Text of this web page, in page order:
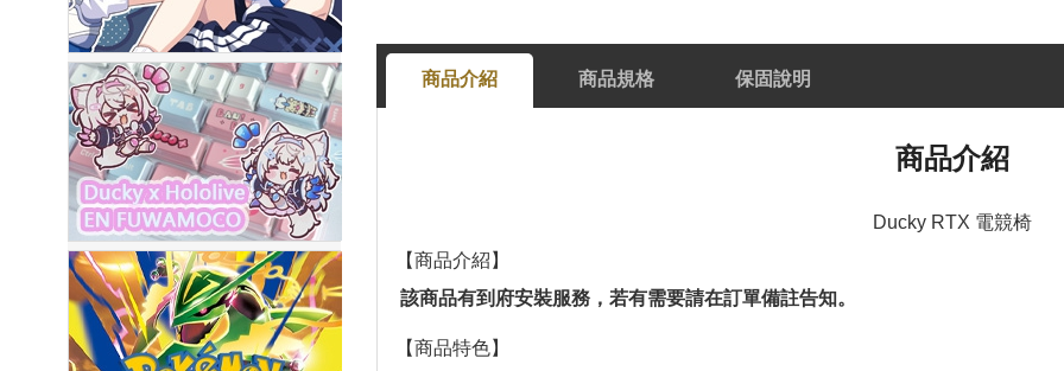
商品介紹 商品規格 保固說明
商品介紹
Ducky RTX 電競椅
【商品介紹】
該商品有到府安裝服務，若有需要請在訂單備註告知。
【商品特色】